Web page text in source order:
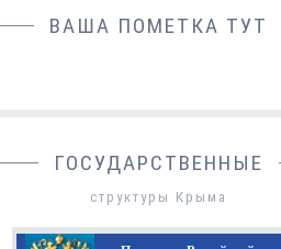
ВАША ПОМЕТКА ТУТ
ГОСУДАРСТВЕННЫЕ
структуры Крыма